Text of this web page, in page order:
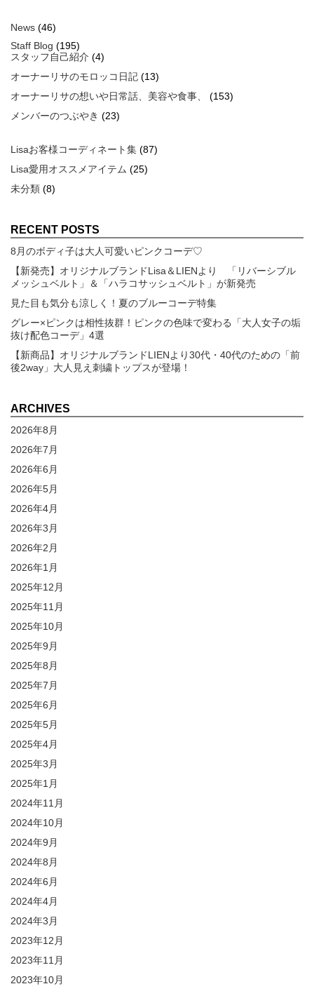
News (46)
Staff Blog (195)
スタッフ自己紹介 (4)
オーナーリサのモロッコ日記 (13)
オーナーリサの想いや日常話、美容や食事、
(153)
メンバーのつぶやき (23)
Lisaお客様コーディネート集 (87)
Lisa愛用オススメアイテム (25)
未分類 (8)
RECENT POSTS
8月のボディ子は大人可愛いピンクコーデ♡
【新発売】オリジナルブランドLisa＆LIENより 「リバーシブル
メッシュベルト」＆「ハラコサッシュベルト」が新発売
見た目も気分も涼しく！夏のブルーコーデ特集
グレー×ピンクは相性抜群！ピンクの色味で変わる「大人女子の垢
抜け配色コーデ」4選
【新商品】オリジナルブランドLIENより30代・40代のための「前
後2way」大人見え刺繍トップスが登場！
ARCHIVES
2026年8月
2026年7月
2026年6月
2026年5月
2026年4月
2026年3月
2026年2月
2026年1月
2025年12月
2025年11月
2025年10月
2025年9月
2025年8月
2025年7月
2025年6月
2025年5月
2025年4月
2025年3月
2025年1月
2024年11月
2024年10月
2024年9月
2024年8月
2024年6月
2024年4月
2024年3月
2023年12月
2023年11月
2023年10月